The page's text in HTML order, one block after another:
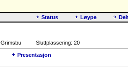
Status
Løype
Grimsbu Sluttplassering: 20
Presentasjon